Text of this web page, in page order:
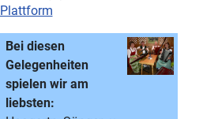
Plattform
Bei diesen
Gelegenheiten
spielen wir am
liebsten: